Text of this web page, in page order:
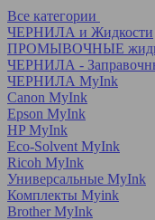
Все категории
ЧЕРНИЛА и Жидкости
ПРОМЫВОЧНЫЕ
ЧЕРНИЛА -
ЧЕРНИЛА MyInk
Canon MyInk
Epson MyInk
HP MyInk
Eco-Solvent MyInk
Ricoh MyInk
Универсальные MyInk
Комплекты Myink
Brother MyInk